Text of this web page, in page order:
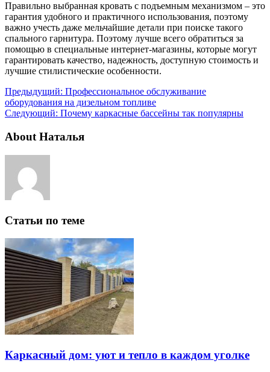
Правильно выбранная кровать с подъемным механизмом – это
гарантия удобного и практичного использования, поэтому
важно учесть даже мельчайшие детали при поиске такого
спального гарнитура. Поэтому лучше всего обратиться за
помощью в специальные интернет-магазины, которые могут
гарантировать качество, надежность, доступную стоимость и
лучшие стилистические особенности.
Предыдущий: Профессиональное обслуживание
оборудования на дизельном топливе
Следующий: Почему каркасные бассейны так популярны
About Наталья
Статьи по теме
Каркасный дом: уют и тепло в каждом уголке